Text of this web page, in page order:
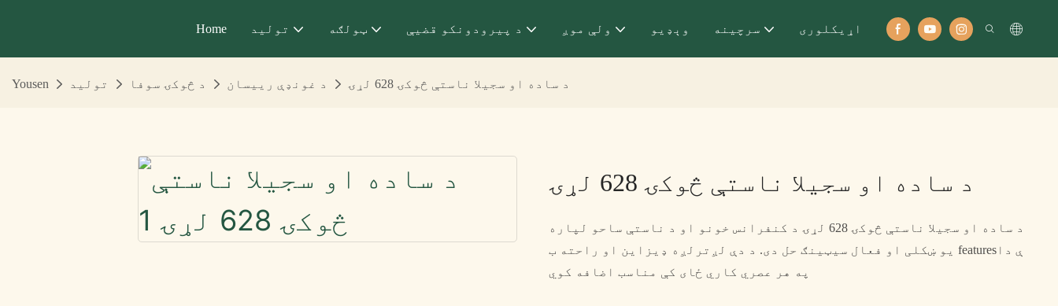
Home تولید ټولګه د پیرودونکو قضیې ولې موږ وېډيو سرچینه اړيکلوری
Yousen تولید د څوکۍ سوفا د غونډې رییسان د ساده او سجیلا ناستې څوکۍ 628 لړۍ
د ساده او سجیلا ناستې څوکۍ 628 لړۍ
د ساده او سجیلا ناستې څوکۍ 628 لړۍ د کنفرانس خونو او د ناستې ساحو لپاره
یو ښکلی او فعال سیټینګ حل دی. د دې لږترلږه ډیزاین او راحته ب featuresې دا
په هر عصري کاري ځای کې مناسب اضافه کوي